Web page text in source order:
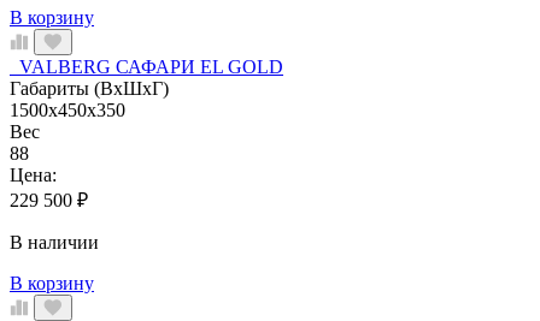
В корзину
VALBERG САФАРИ EL GOLD
Габариты (ВхШхГ)
1500x450x350
Вес
88
Цена:
229 500 ₽
В наличии
В корзину